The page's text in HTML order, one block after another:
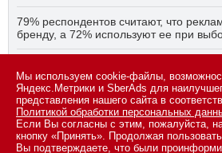
79% респондентов считают, что
бренду, а 72% используют ее при
ПО нужно всё сразу? Часть I
© 2026 ООО «СК ПРЕСС».Политика
персональных данных,информация об
использования материалов сайта
Мы используем cookie-файлы,
Яндекс.Метрики и SberAds для
представления нашего сайта в
Политикой обработки персональных
Если Вы согласны с этим, пожалуйста,
кнопку «Принять». Продолжая
Вы подтверждаете, что были